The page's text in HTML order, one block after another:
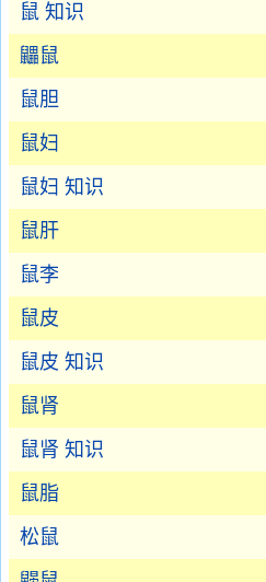
鼠 知识
鼺鼠
鼠胆
鼠妇
鼠妇 知识
鼠肝
鼠李
鼠皮
鼠皮 知识
鼠肾
鼠肾 知识
鼠脂
松鼠